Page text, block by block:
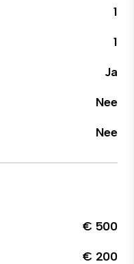
1
1
Ja
Nee
Nee
€ 500
€ 200